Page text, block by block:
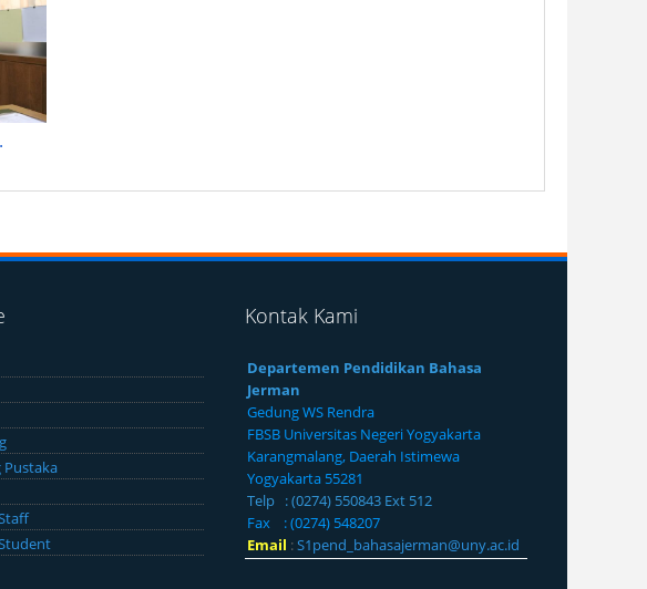
Kontak Kami
Departemen Pendidikan Bahasa
Jerman
Gedung WS Rendra
FBSB Universitas Negeri Yogyakarta
Karangmalang, Daerah Istimewa
Yogyakarta 55281
Telp : (0274) 550843 Ext 512
Fax : (0274) 548207
Email :S1pend_bahasajerman@uny.ac.id